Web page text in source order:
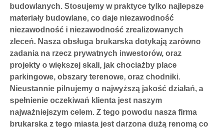
budowlanych. Stosujemy w praktyce tylko najlepsze
materiały budowlane, co daje niezawodność
niezawodność i niezawodność zrealizowanych
zleceń. Nasza obsługa brukarska dotykają zarówno
zadania na rzecz prywatnych inwestorów, oraz
projekty o większej skali, jak chociażby place
parkingowe, obszary terenowe, oraz chodniki.
Nieustannie pilnujemy o najwyższą jakość działań, a
spełnienie oczekiwań klienta jest naszym
najważniejszym celem. Z tego powodu nasza firma
brukarska z tego miasta jest darzona dużą renomą co